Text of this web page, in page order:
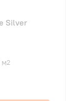
Silver
м2